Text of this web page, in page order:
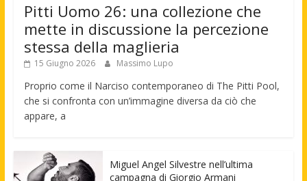
Pitti Uomo 26: una collezione che
mette in discussione la percezione
stessa della maglieria
15 Giugno 2026 Massimo Lupo
Proprio come il Narciso contemporaneo di The Pitti Pool,
che si confronta con un’immagine diversa da ciò che
appare, a
Miguel Angel Silvestre nell’ultima
campagna di Giorgio Armani